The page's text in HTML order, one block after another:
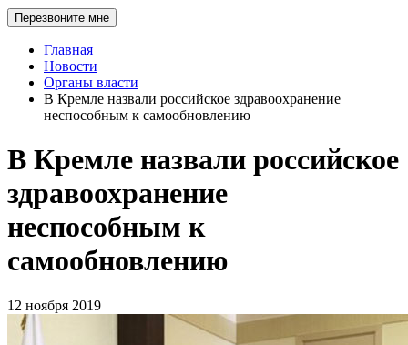
Перезвоните мне
Главная
Новости
Органы власти
В Кремле назвали российское здравоохранение
неспособным к самообновлению
В Кремле назвали российское
здравоохранение
неспособным к
самообновлению
12 ноября 2019